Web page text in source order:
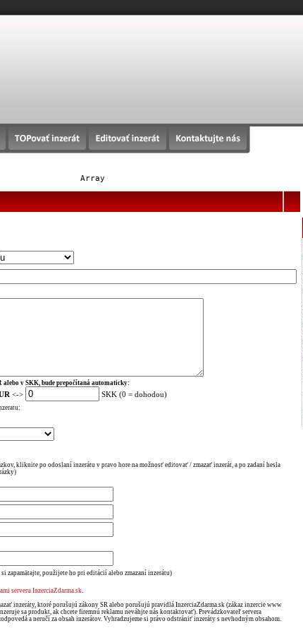
Array
alebo v SKK, bude prepočítaná automaticky:
<->
SKK (0 = dohodou)
kliknite po odoslaní inzerátu v pravo hore na možnosť editovať / zmazať inzerát, a po zadaní hesla
si zapamätajte, použijete ho pri editácií alebo zmazaní inzerátu)
serveru InzerciaZdarma.sk.
inzeráty, ktoré porušujú zákony SR alebo porušujú pravidlá InzerciaZdarma.sk (zákaz inzercie www
sa produkt, ak chcete firemnú reklamu neváhjte nás kontaktovať). Prevádzkovateľ servera
a neručí za obsah inzerátov. Vyhradzujeme si právo odstrániť inzeráty s nevhodným obsahom.